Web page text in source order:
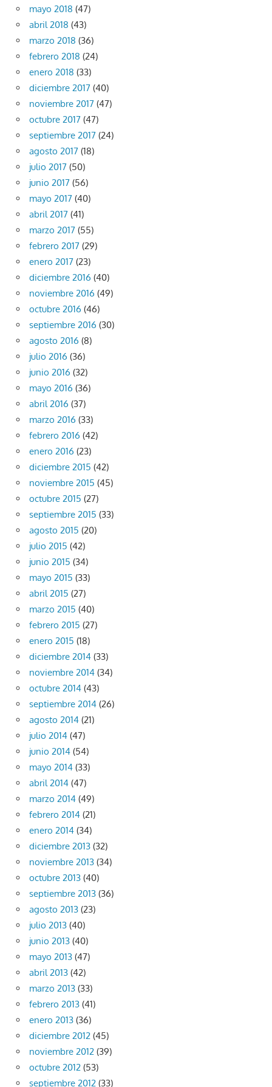
mayo 2018 (47)
abril 2018 (43)
marzo 2018 (36)
febrero 2018 (24)
enero 2018 (33)
diciembre 2017 (40)
noviembre 2017 (47)
octubre 2017 (47)
septiembre 2017 (24)
agosto 2017 (18)
julio 2017 (50)
junio 2017 (56)
mayo 2017 (40)
abril 2017 (41)
marzo 2017 (55)
febrero 2017 (29)
enero 2017 (23)
diciembre 2016 (40)
noviembre 2016 (49)
octubre 2016 (46)
septiembre 2016 (30)
agosto 2016 (8)
julio 2016 (36)
junio 2016 (32)
mayo 2016 (36)
abril 2016 (37)
marzo 2016 (33)
febrero 2016 (42)
enero 2016 (23)
diciembre 2015 (42)
noviembre 2015 (45)
octubre 2015 (27)
septiembre 2015 (33)
agosto 2015 (20)
julio 2015 (42)
junio 2015 (34)
mayo 2015 (33)
abril 2015 (27)
marzo 2015 (40)
febrero 2015 (27)
enero 2015 (18)
diciembre 2014 (33)
noviembre 2014 (34)
octubre 2014 (43)
septiembre 2014 (26)
agosto 2014 (21)
julio 2014 (47)
junio 2014 (54)
mayo 2014 (33)
abril 2014 (47)
marzo 2014 (49)
febrero 2014 (21)
enero 2014 (34)
diciembre 2013 (32)
noviembre 2013 (34)
octubre 2013 (40)
septiembre 2013 (36)
agosto 2013 (23)
julio 2013 (40)
junio 2013 (40)
mayo 2013 (47)
abril 2013 (42)
marzo 2013 (33)
febrero 2013 (41)
enero 2013 (36)
diciembre 2012 (45)
noviembre 2012 (39)
octubre 2012 (53)
septiembre 2012 (33)